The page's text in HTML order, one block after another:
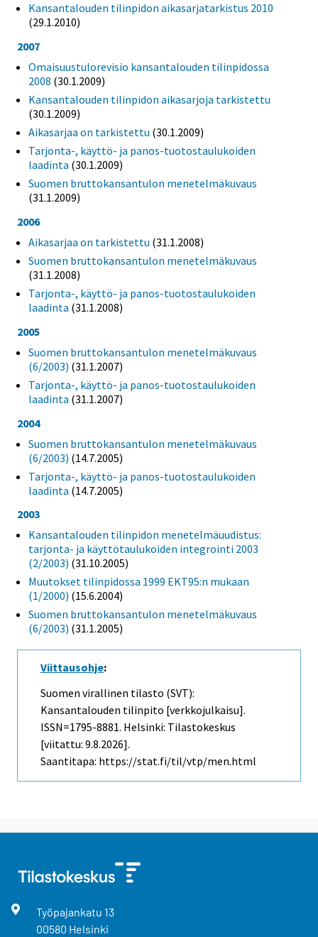
Kansantalouden tilinpidon aikasarjatarkistus 2010
(29.1.2010)
2007
Omaisuustulorevisio kansantalouden tilinpidossa
2008 (30.1.2009)
Kansantalouden tilinpidon aikasarjoja tarkistettu
(30.1.2009)
Aikasarjaa on tarkistettu (30.1.2009)
Tarjonta-, käyttö- ja panos-tuotostaulukoiden
laadinta (30.1.2009)
Suomen bruttokansantulon menetelmäkuvaus
(31.1.2009)
2006
Aikasarjaa on tarkistettu (31.1.2008)
Suomen bruttokansantulon menetelmäkuvaus
(31.1.2008)
Tarjonta-, käyttö- ja panos-tuotostaulukoiden
laadinta (31.1.2008)
2005
Suomen bruttokansantulon menetelmäkuvaus
(6/2003) (31.1.2007)
Tarjonta-, käyttö- ja panos-tuotostaulukoiden
laadinta (31.1.2007)
2004
Suomen bruttokansantulon menetelmäkuvaus
(6/2003) (14.7.2005)
Tarjonta-, käyttö- ja panos-tuotostaulukoiden
laadinta (14.7.2005)
2003
Kansantalouden tilinpidon menetelmäuudistus:
tarjonta- ja käyttötaulukoiden integrointi 2003
(2/2003) (31.10.2005)
Muutokset tilinpidossa 1999 EKT95:n mukaan
(1/2000) (15.6.2004)
Suomen bruttokansantulon menetelmäkuvaus
(6/2003) (31.1.2005)
Viittausohje:
Suomen virallinen tilasto (SVT):
Kansantalouden tilinpito [verkkojulkaisu].
ISSN=1795-8881. Helsinki: Tilastokeskus
[viitattu: 9.8.2026].
Saantitapa: https://stat.fi/til/vtp/men.html
Työpajankatu 13
00580 Helsinki